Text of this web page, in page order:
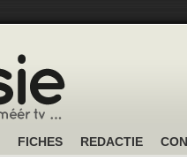
FICHES REDACTIE